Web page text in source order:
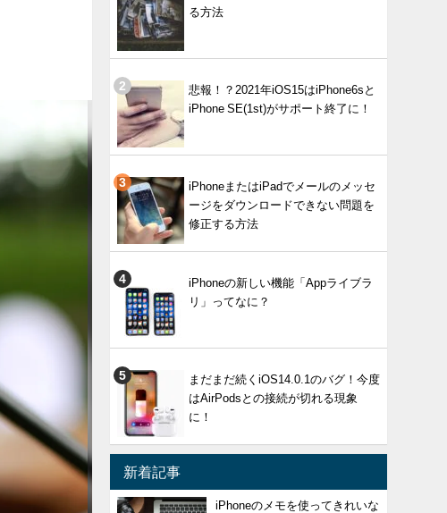
る方法
悲報！？2021年iOS15はiPhone6sと
iPhone SE(1st)がサポート終了に！
iPhoneまたはiPadでメールのメッセ
ージをダウンロードできない問題を
修正する方法
iPhoneの新しい機能「Appライブラ
リ」ってなに？
まだまだ続くiOS14.0.1のバグ！今度
はAirPodsとの接続が切れる現象
に！
新着記事
iPhoneのメモを使ってきれいな